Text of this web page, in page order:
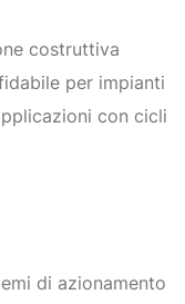
costruttiva
per impianti
con cicli
di azionamento